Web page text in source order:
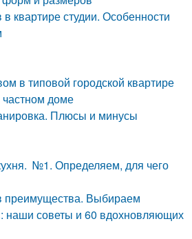
квартире студии. Особенности
в типовой городской квартире
доме
Плюсы и минусы
№1. Определяем, для чего
преимущества. Выбираем
наши советы и 60 вдохновляющих